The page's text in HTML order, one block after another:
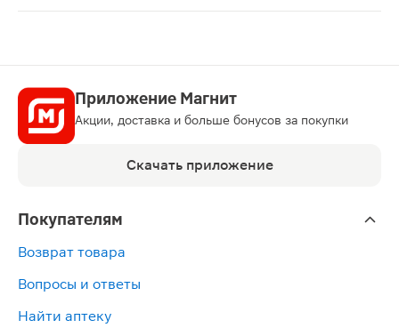
Приложение Магнит
Акции, доставка и больше бонусов за покупки
Скачать приложение
Покупателям
Возврат товара
Вопросы и ответы
Найти аптеку